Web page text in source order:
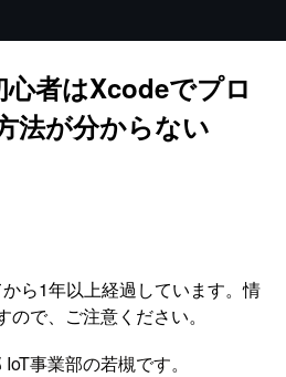
者はXcodeでプロ
法が分からない
ら1年以上経過しています。情
で、ご注意ください。
事業部の若槻です。